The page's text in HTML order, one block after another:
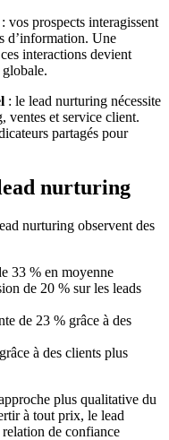
: vos prospects interagissent
d’information. Une
interactions devient
: le lead nurturing nécessite
ventes et service client.
partagés pour
nurturing
nurturing observent des
33 % en moyenne
de 20 % sur les leads
de 23 % grâce à des
à des clients plus
plus qualitative du
à tout prix, le lead
de confiance